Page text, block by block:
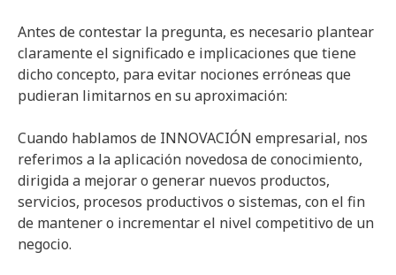
Antes de contestar la pregunta, es necesario plantear
claramente el significado e implicaciones que tiene
dicho concepto, para evitar nociones erróneas que
pudieran limitarnos en su aproximación:
Cuando hablamos de INNOVACIÓN empresarial, nos
referimos a la aplicación novedosa de conocimiento,
dirigida a mejorar o generar nuevos productos,
servicios, procesos productivos o sistemas, con el fin
de mantener o incrementar el nivel competitivo de un
negocio.